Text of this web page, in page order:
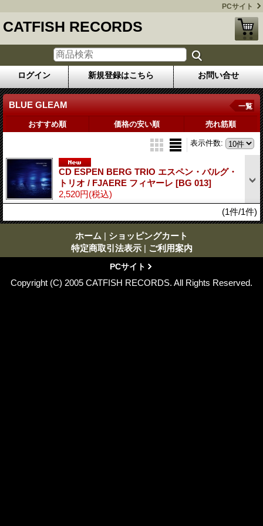
PCサイト
CATFISH RECORDS
ログイン 新規登録はこちら お問い合せ
BLUE GLEAM 一覧
おすすめ順 価格の安い順 売れ筋順
表示件数:
CD ESPEN BERG TRIO エスペン・バルグ・
トリオ / FJAERE フィヤーレ [BG 013]
2,520円(税込)
(1件/1件)
ホーム | ショッピングカート
特定商取引法表示 | ご利用案内
PCサイト
Copyright (C) 2005 CATFISH RECORDS. All Rights Reserved.